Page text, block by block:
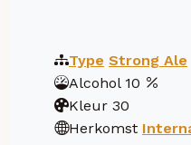
Type Strong Ale
Alcohol 10
Kleur 30
Herkomst